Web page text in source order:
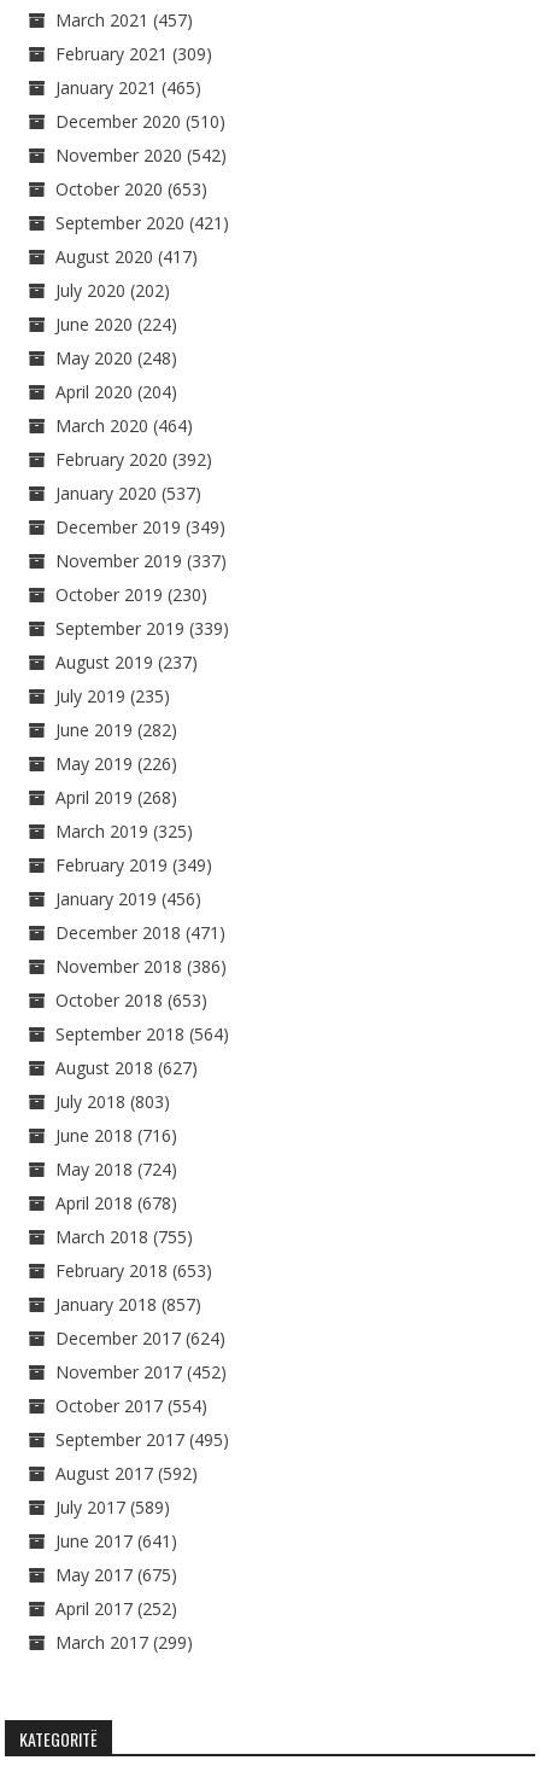
March 2021 (457)
February 2021 (309)
January 2021 (465)
December 2020 (510)
November 2020 (542)
October 2020 (653)
September 2020 (421)
August 2020 (417)
July 2020 (202)
June 2020 (224)
May 2020 (248)
April 2020 (204)
March 2020 (464)
February 2020 (392)
January 2020 (537)
December 2019 (349)
November 2019 (337)
October 2019 (230)
September 2019 (339)
August 2019 (237)
July 2019 (235)
June 2019 (282)
May 2019 (226)
April 2019 (268)
March 2019 (325)
February 2019 (349)
January 2019 (456)
December 2018 (471)
November 2018 (386)
October 2018 (653)
September 2018 (564)
August 2018 (627)
July 2018 (803)
June 2018 (716)
May 2018 (724)
April 2018 (678)
March 2018 (755)
February 2018 (653)
January 2018 (857)
December 2017 (624)
November 2017 (452)
October 2017 (554)
September 2017 (495)
August 2017 (592)
July 2017 (589)
June 2017 (641)
May 2017 (675)
April 2017 (252)
March 2017 (299)
KATEGORITË